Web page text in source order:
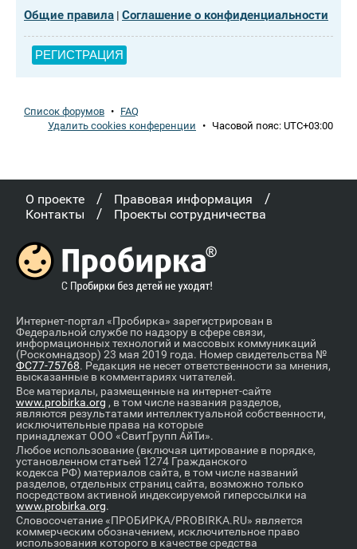
Общие правила | Соглашение о конфиденциальности
РЕГИСТРАЦИЯ
Список форумов • FAQ
Удалить cookies конференции • Часовой пояс: UTC+03:00
О проекте / Правовая информация /
Контакты / Проекты сотрудничества
Интернет-портал «Пробирка» зарегистрирован в
Федеральной службе по надзору в сфере связи,
информационных технологий и массовых коммуникаций
(Роскомнадзор) 23 мая 2019 года. Номер свидетельства №
ФС77-75768. Редакция не несет ответственности за мнения,
высказанные в комментариях читателей.
Все материалы, размещенные на интернет-сайте
www.probirka.org , в том числе названия разделов,
являются результатами интеллектуальной собственности,
исключительные права на которые
принадлежат ООО «СвитГрупп АйТи».
Любое использование (включая цитирование в порядке,
установленном статьей 1274 Гражданского
кодекса РФ) материалов сайта, в том числе названий
разделов, отдельных страниц сайта, возможно только
посредством активной индексируемой гиперссылки на
www.probirka.org.
Словосочетание «ПРОБИРКА/PROBIRKA.RU» является
коммерческим обозначением, исключительное право
использования которого в качестве средства